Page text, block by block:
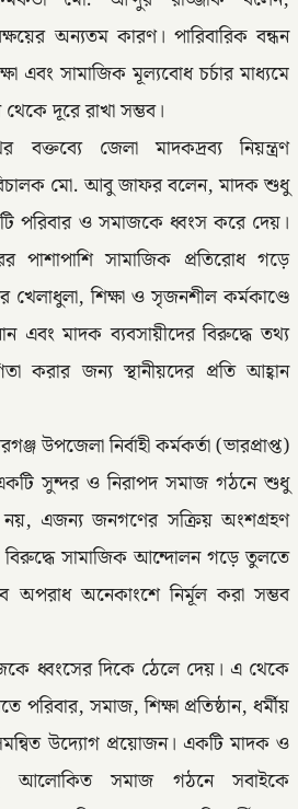
অন্যতম কারণ। পারিবারিক বন্ধন
এবং সামাজিক মূল্যবোধ চর্চার মাধ্যমে
দূরে রাখা সম্ভব।
বক্তব্যে জেলা মাদকদ্রব্য নিয়ন্ত্রণ
মো. আবু জাফর বলেন, মাদক শুধু
পরিবার ও সমাজকে ধ্বংস করে দেয়।
পাশাপাশি সামাজিক প্রতিরোধ গড়ে
শিক্ষা ও সৃজনশীল কর্মকাণ্ডে
এবং মাদক ব্যবসায়ীদের বিরুদ্ধে তথ্য
করার জন্য স্থানীয়দের প্রতি আহ্বান
উপজেলা নির্বাহী কর্মকর্তা (ভারপ্রাপ্ত)
সুন্দর ও নিরাপদ সমাজ গঠনে শুধু
নয়, এজন্য জনগণের সক্রিয় অংশগ্রহণ
সামাজিক আন্দোলন গড়ে তুলতে
অনেকাংশে নির্মূল করা সম্ভব
ধ্বংসের দিকে ঠেলে দেয়। এ থেকে
পরিবার, সমাজ, শিক্ষা প্রতিষ্ঠান, ধর্মীয়
সমন্বিত উদ্যোগ প্রয়োজন। একটি মাদক ও
আলোকিত সমাজ গঠনে সবাইকে